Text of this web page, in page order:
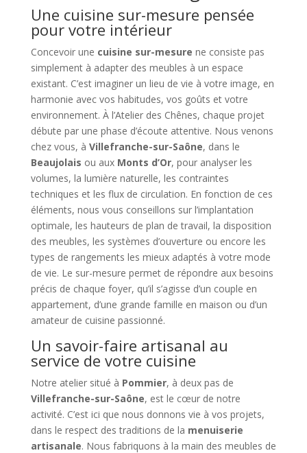
Une cuisine sur-mesure pensée
pour votre intérieur
Concevoir une cuisine sur-mesure ne consiste pas
simplement à adapter des meubles à un espace
existant. C’est imaginer un lieu de vie à votre image, en
harmonie avec vos habitudes, vos goûts et votre
environnement. À l’Atelier des Chênes, chaque projet
débute par une phase d’écoute attentive. Nous venons
chez vous, à Villefranche-sur-Saône, dans le
Beaujolais ou aux Monts d’Or, pour analyser les
volumes, la lumière naturelle, les contraintes
techniques et les flux de circulation. En fonction de ces
éléments, nous vous conseillons sur l’implantation
optimale, les hauteurs de plan de travail, la disposition
des meubles, les systèmes d’ouverture ou encore les
types de rangements les mieux adaptés à votre mode
de vie. Le sur-mesure permet de répondre aux besoins
précis de chaque foyer, qu’il s’agisse d’un couple en
appartement, d’une grande famille en maison ou d’un
amateur de cuisine passionné.
Un savoir-faire artisanal au
service de votre cuisine
Notre atelier situé à Pommier, à deux pas de
Villefranche-sur-Saône, est le cœur de notre
activité. C’est ici que nous donnons vie à vos projets,
dans le respect des traditions de la menuiserie
artisanale. Nous fabriquons à la main des meubles de